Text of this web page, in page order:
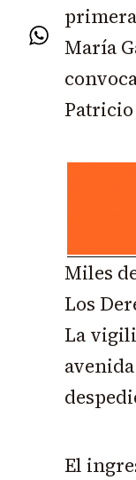
María
Patricio
Miles
Los
La
El